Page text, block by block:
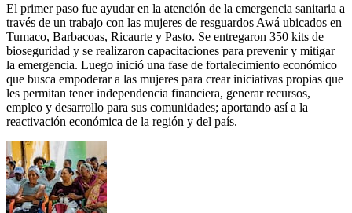
El primer paso fue ayudar en la atención de la emergencia sanitaria a
través de un trabajo con las mujeres de resguardos Awá ubicados en
Tumaco, Barbacoas, Ricaurte y Pasto. Se entregaron 350 kits de
bioseguridad y se realizaron capacitaciones para prevenir y mitigar
la emergencia. Luego inició una fase de fortalecimiento económico
que busca empoderar a las mujeres para crear iniciativas propias que
les permitan tener independencia financiera, generar recursos,
empleo y desarrollo para sus comunidades; aportando así a la
reactivación económica de la región y del país.